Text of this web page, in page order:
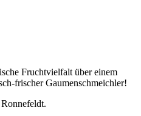
Fruchtvielfalt über einem
frischer Gaumenschmeichler!